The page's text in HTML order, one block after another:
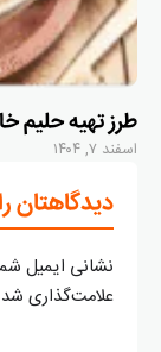
طرز تهیه حلیم
اسفند ۷, ۱۴۰۴
دیدگاهتان
نشانی ایمیل
علامت‌گذاری